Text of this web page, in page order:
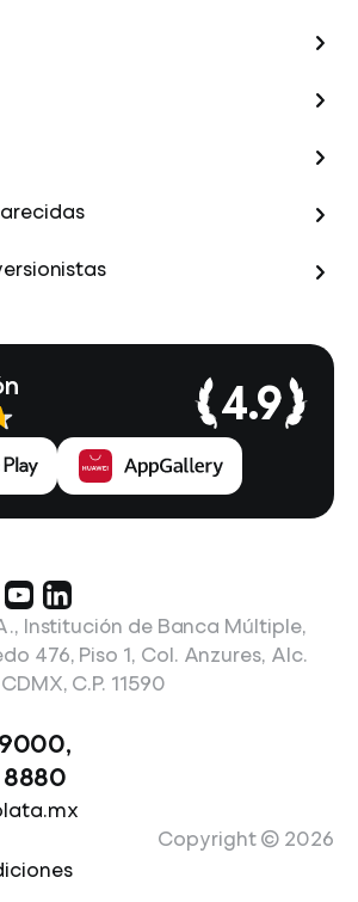
4.9
,
8880
Institución de Banca Múltiple,
476, Piso 1, Col. Anzures, Alc.
C.P. 11590
Copyright © 2026